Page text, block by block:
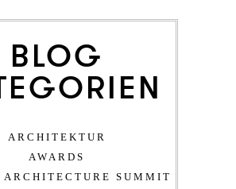
BLOG
ARCHITEKTUR
AWARDS
ARCHITECTURE SUMMIT